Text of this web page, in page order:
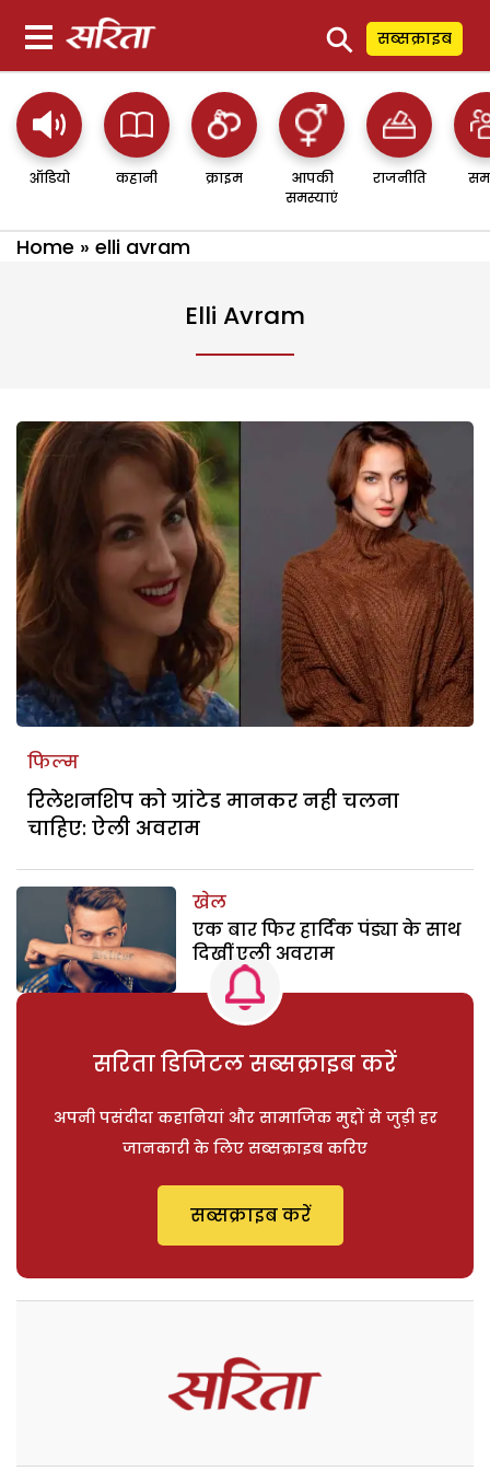
⚲ सब्सक्राइब
ऑडियो कहानी क्राइम
आपकी
समस्याएं
राजनीति
Home » elli avram
Elli Avram
फिल्म
रिलेशनशिप को ग्रांटेड मानकर नही चलना
चाहिए: ऐली अवराम
खेल
एक बार फिर हार्दिक पंड्या के साथ
दिखीं एली अवराम
सरिता डिजिटल सब्सक्राइब करें
अपनी पसंदीदा कहानियां और सामाजिक मुद्दों से जुड़ी हर
जानकारी के लिए सब्सक्राइब करिए
सब्सक्राइब करें